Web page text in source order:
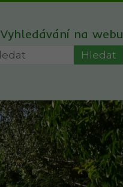
Vyhledávání na webu